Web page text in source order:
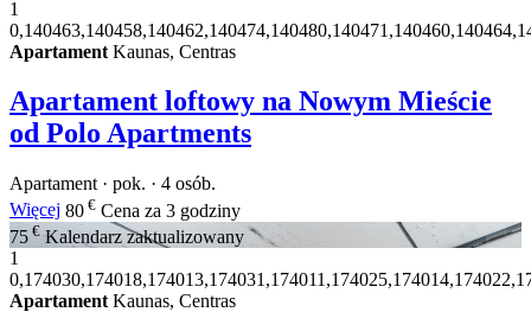
1
Apartament Kaunas, Centras
Apartament loftowy na Nowym Mieście
od Polo Apartments
Apartament · pok. · 4 osób.
Więcej 80 € Cena za 3 godziny
75 € Kalendarz zaktualizowany
1
Apartament Kaunas, Centras